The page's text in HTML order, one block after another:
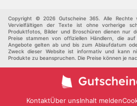
Copyright © 2026 Gutscheine 365. Alle Rechte
Vervielfältigen der Texte ist ohne vorherige
Produktfotos, Bilder und Broschüren dienen nur
Preise stammen von offiziellen Händlern, die
Angebote gelten ab und bis zum Ablaufdatum
Zweck dieser Website ist informativ und kann
Produkte zu beanspruchen. Die Preise können je
KontaktÜber unsInhalt melden